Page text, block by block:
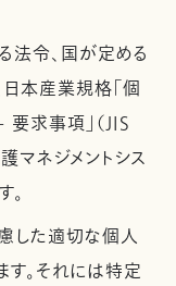
法令、国が定める
本産業規格「個
求事項」（JIS
ネジメントシス
。
した適切な個人
。それには特定